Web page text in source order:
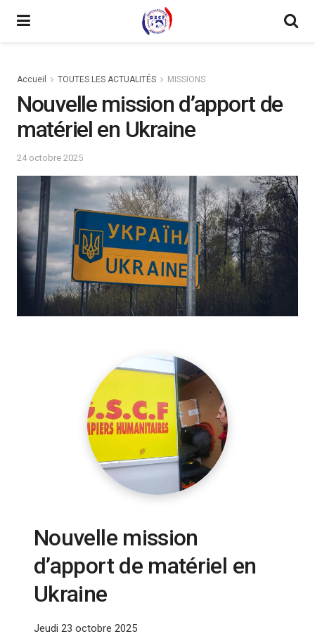
Accueil TOUTES LES ACTUALITÉS MISSIONS
Nouvelle mission d’apport de
matériel en Ukraine
24 octobre 2025
Nouvelle mission
d’apport de matériel en
Ukraine
Jeudi 23 octobre 2025